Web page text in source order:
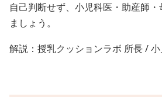
自己判断せず、小児科医・助産師
ましょう。
解説：授乳クッションラボ 所長 /